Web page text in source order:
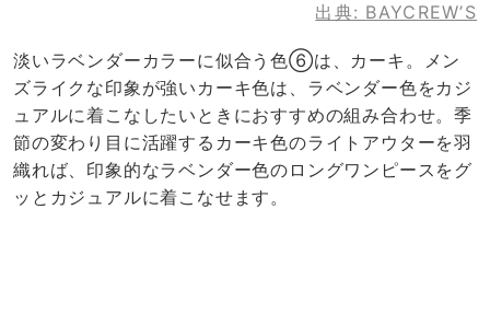
出典: BAYCREW’S
淡いラベンダーカラーに似合う色⑥は、カーキ。メン
ズライクな印象が強いカーキ色は、ラベンダー色をカジ
ュアルに着こなしたいときにおすすめの組み合わせ。季
節の変わり目に活躍するカーキ色のライトアウターを羽
織れば、印象的なラベンダー色のロングワンピースをグ
ッとカジュアルに着こなせます。